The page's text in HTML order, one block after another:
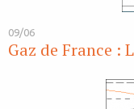
09/06
Gaz de France :